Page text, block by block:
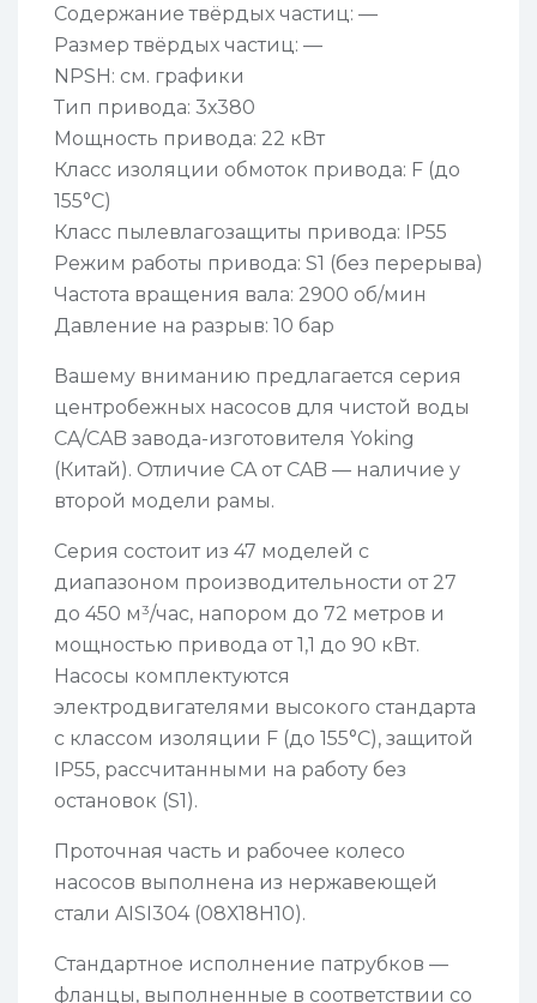
Содержание твёрдых частиц: —
Размер твёрдых частиц: —
NPSH: см. графики
Тип привода: 3х380
Мощность привода: 22 кВт
Класс изоляции обмоток привода: F (до
155°С)
Класс пылевлагозащиты привода: IP55
Режим работы привода: S1 (без перерыва)
Частота вращения вала: 2900 об/мин
Давление на разрыв: 10 бар
Вашему вниманию предлагается серия
центробежных насосов для чистой воды
CA/CAB завода-изготовителя Yoking
(Китай). Отличие CA от CAB — наличие у
второй модели рамы.
Серия состоит из 47 моделей с
диапазоном производительности от 27
до 450 м³/час, напором до 72 метров и
мощностью привода от 1,1 до 90 кВт.
Насосы комплектуются
электродвигателями высокого стандарта
с классом изоляции F (до 155°С), защитой
IP55, рассчитанными на работу без
остановок (S1).
Проточная часть и рабочее колесо
насосов выполнена из нержавеющей
стали AISI304 (08Х18Н10).
Стандартное исполнение патрубков —
фланцы, выполненные в соответствии со